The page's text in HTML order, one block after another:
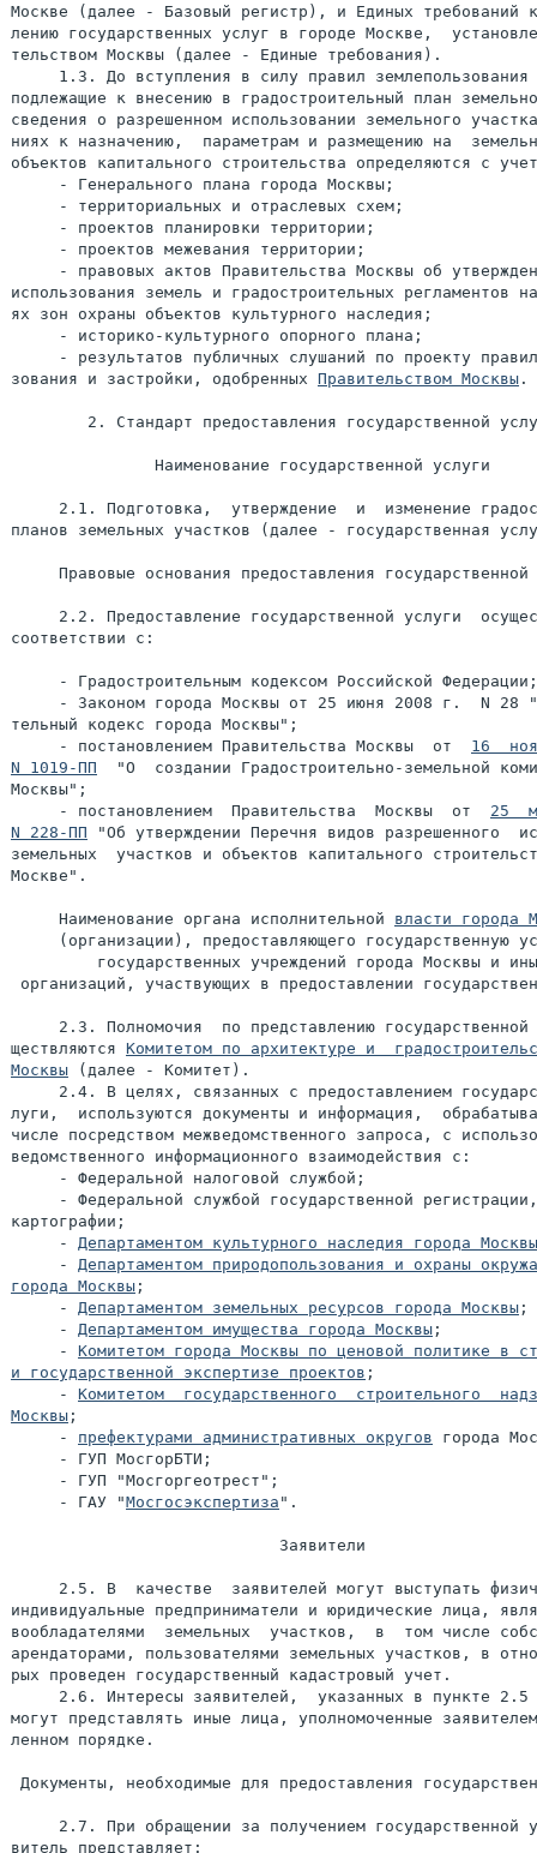
Москве (далее - Базовый регистр), и Единых требований
лению государственных услуг в городе Москве,
тельством Москвы (далее - Единые требования).
1.3. До вступления в силу правил землепользования
подлежащие к внесению в градостроительный план
сведения о разрешенном использовании земельного
ниях к назначению,  параметрам и размещению на
объектов капитального строительства определяются с
     - Генерального плана города Москвы;
     - территориальных и отраслевых схем;
     - проектов планировки территории;
     - проектов межевания территории;
- правовых актов Правительства Москвы об
использования земель и градостроительных регламентов
ях зон охраны объектов культурного наследия;
     - историко-культурного опорного плана;
- результатов публичных слушаний по проекту
зования и застройки, одобренных Правительством Москвы .
2. Стандарт предоставления государственной
               Наименование государственной услуги
2.1. Подготовка,  утверждение  и  изменение
планов земельных участков (далее - государственная
Правовые основания предоставления государственной
2.2. Предоставление государственной услуги
соответствии с:
     - Градостроительным кодексом Российской Федерации;
- Законом города Москвы от 25 июня 2008 г.  N 28
тельный кодекс города Москвы";
     - постановлением Правительства Москвы  от
16
N 1019-ПП
"О  создании Градостроительно-земельной
Москвы";
     - постановлением  Правительства  Москвы  от
25
N 228-ПП "Об утверждении Перечня видов разрешенного
земельных  участков и объектов капитального
Москве".
     Наименование органа исполнительной
власти города
(организации), предоставляющего государственную
государственных учреждений города Москвы и
организаций, участвующих в предоставлении
2.3. Полномочия  по представлению государственной
ществляются Комитетом по архитектуре и
Москвы (далее - Комитет).
2.4. В целях, связанных с предоставлением
луги,  используются документы и информация,
числе посредством межведомственного запроса, с
ведомственного информационного взаимодействия с:
     - Федеральной налоговой службой;
- Федеральной службой государственной
картографии;
     -
Департаментом культурного наследия города Москвы
     -
Департаментом природопользования и охраны
города Москвы ;
     -
Департаментом земельных ресурсов города Москвы ;
     -
Департаментом имущества города Москвы ;
     -
Комитетом города Москвы по ценовой политике в
и государственной экспертизе проектов ;
     -
Комитетом  государственного  строительного
Москвы ;
     -
префектурами административных округов города
     - ГУП МосгорБТИ;
     - ГУП "Мосгоргеотрест";
     - ГАУ "
Мосгосэкспертиза ".
                            Заявители
2.5. В  качестве  заявителей могут выступать
индивидуальные предприниматели и юридические лица,
вообладателями  земельных  участков,  в  том числе
арендаторами, пользователями земельных участков, в
рых проведен государственный кадастровый учет.
2.6. Интересы заявителей,  указанных в пункте 2.5
могут представлять иные лица, уполномоченные
ленном порядке.
Документы, необходимые для предоставления
2.7. При обращении за получением государственной
витель представляет: